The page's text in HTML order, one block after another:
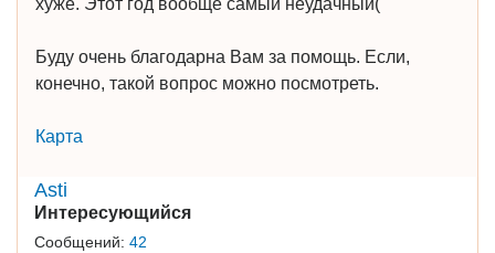
хуже. Этот год вообще самый неудачный(
Буду очень благодарна Вам за помощь. Если,
конечно, такой вопрос можно посмотреть.
Карта
Asti
Интересующийся
Сообщений: 42